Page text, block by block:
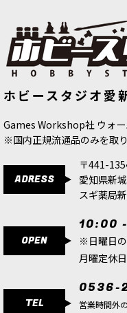
ティーンチ 日本語版 [ 83-45]
ホビースタジオ愛
Games Workshop社 ウォ
※国内正規流通品のみを取
ADRESS
〒441-
愛知県新
スギ薬局
OPEN
10:00
※日曜日
月曜定休日
TEL
0536-
営業時間外